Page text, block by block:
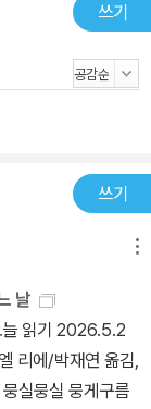
쓰기
쓰기
날
늘 읽기 2026.5.2
리에/박재연 옮김,
실뭉실 뭉게구름